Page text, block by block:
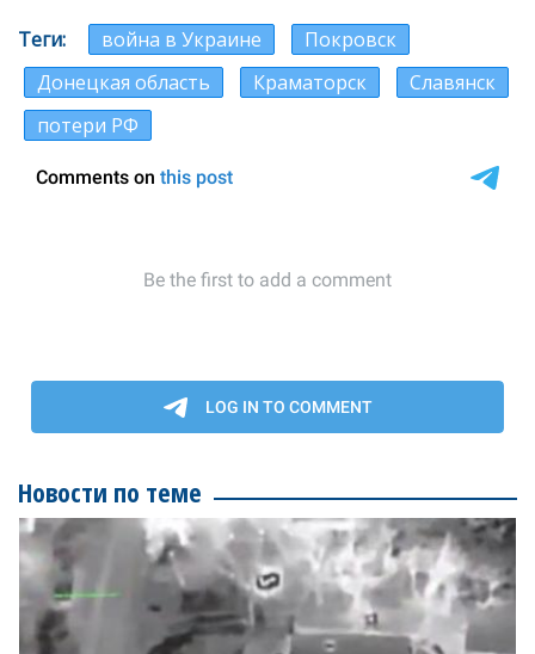
Теги война в Украине
Покровск
Донецкая область
Краматорск
Славянск
потери РФ
Новости по теме